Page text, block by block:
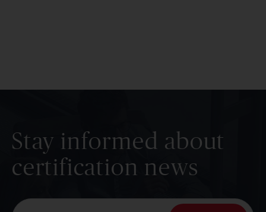
Stay informed about
certification news